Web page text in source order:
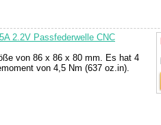
2.2V Passfederwelle CNC
von 86 x 86 x 80 mm. Es hat 4
von 4,5 Nm (637 oz.in).